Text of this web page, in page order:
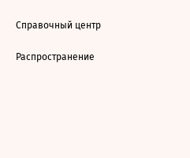
Справочный центр
Распространение